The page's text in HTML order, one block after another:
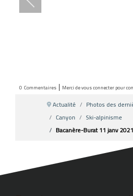
0 Commentaires | Merci de vous connecter pour
Actualité
Photos des
Canyon
Ski-alpinisme
Bacanère-Burat 11 janv 2021